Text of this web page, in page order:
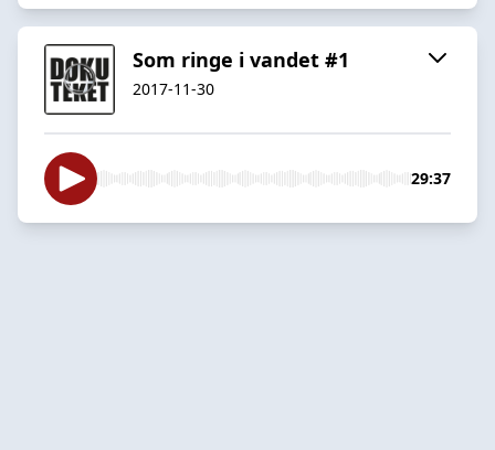
Som ringe i vandet #1
2017-11-30
29:37